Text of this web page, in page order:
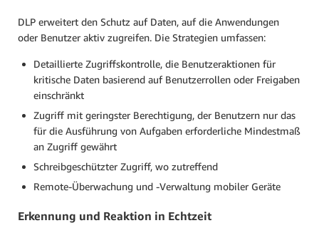
DLP erweitert den Schutz auf Daten, auf die Anwendungen
oder Benutzer aktiv zugreifen. Die Strategien umfassen:
Detaillierte Zugriffskontrolle, die Benutzeraktionen für
kritische Daten basierend auf Benutzerrollen oder Freigaben
einschränkt
Zugriff mit geringster Berechtigung, der Benutzern nur das
für die Ausführung von Aufgaben erforderliche Mindestmaß
an Zugriff gewährt
Schreibgeschützter Zugriff, wo zutreffend
Remote-Überwachung und -Verwaltung mobiler Geräte
Erkennung und Reaktion in Echtzeit